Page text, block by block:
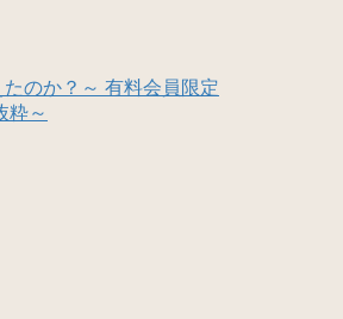
のか？～ 有料会員限定
粋～